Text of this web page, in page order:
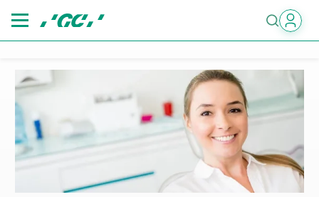
main